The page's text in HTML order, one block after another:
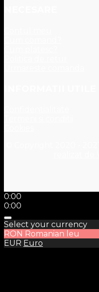
0:00
0:00
Select your currency
RON Romanian leu
EUR Euro